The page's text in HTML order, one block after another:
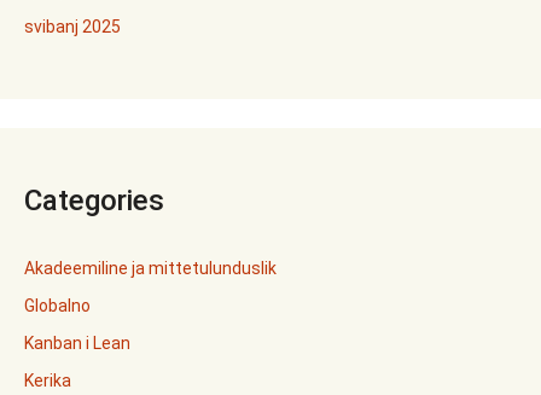
svibanj 2025
Categories
Akadeemiline ja mittetulunduslik
Globalno
Kanban i Lean
Kerika